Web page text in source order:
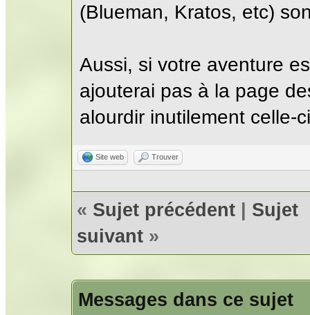
(Blueman, Kratos, etc)
Aussi, si votre aventure
ajouterai pas à la page
alourdir inutilement celle-
Site web Trouver
« Sujet précédent | Sujet
suivant »
Messages dans ce sujet